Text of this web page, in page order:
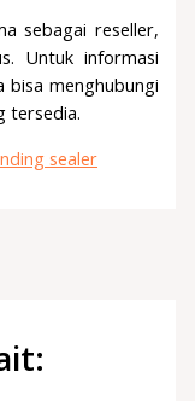
sebagai reseller,
Untuk informasi
bisa menghubungi
tersedia.